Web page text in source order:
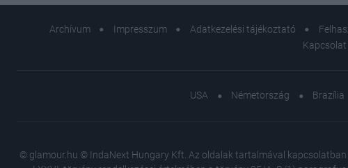
Archívum Impresszum Adatkezelési tájékoztató
Kapcsolat
USA Németország Brazília
© glamour.hu © IndaNext Hungary Kft. Az oldalak tartalmával